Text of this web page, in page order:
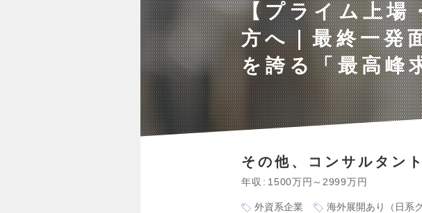
【プライム上場
方へ｜最終一発
を誇る「最高峰
その他、コンサルタン
年収 1500万円～2999万円
外資系企業 海外展開あり（日系